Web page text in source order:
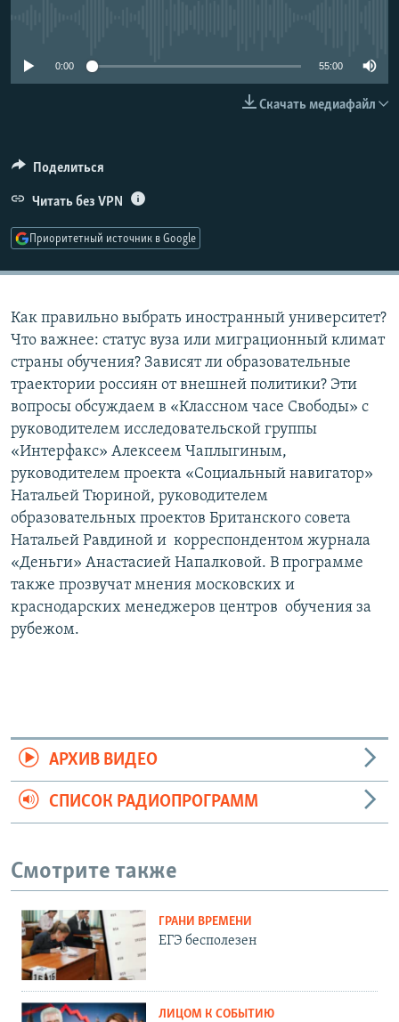
0:00 55:00
Скачать медиафайл
Поделиться
Читать без VPN
Приоритетный источник в Google
Как правильно выбрать иностранный университет?
Что важнее: статус вуза или миграционный климат
страны обучения? Зависят ли образовательные
траектории россиян от внешней политики? Эти
вопросы обсуждаем в «Классном часе Свободы» с
руководителем исследовательской группы
«Интерфакс» Алексеем Чаплыгиным,
руководителем проекта «Социальный навигатор»
Натальей Тюриной, руководителем
образовательных проектов Британского совета
Натальей Равдиной и корреспондентом журнала
«Деньги» Анастасией Напалковой. В программе
также прозвучат мнения московских и
краснодарских менеджеров центров обучения за
рубежом.
АРХИВ ВИДЕО
СПИСОК РАДИОПРОГРАММ
Смотрите также
ГРАНИ ВРЕМЕНИ
ЕГЭ бесполезен
ЛИЦОМ К СОБЫТИЮ